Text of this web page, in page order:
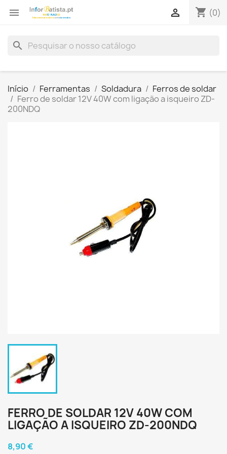
 shopping_cart (0)

search
Início Ferramentas Soldadura
Ferros de soldar
Ferro de soldar 12V 40W com ligação a isqueiro ZD-
200NDQ
FERRO DE SOLDAR 12V 40W COM
LIGAÇÃO A ISQUEIRO ZD-200NDQ
8,90 €